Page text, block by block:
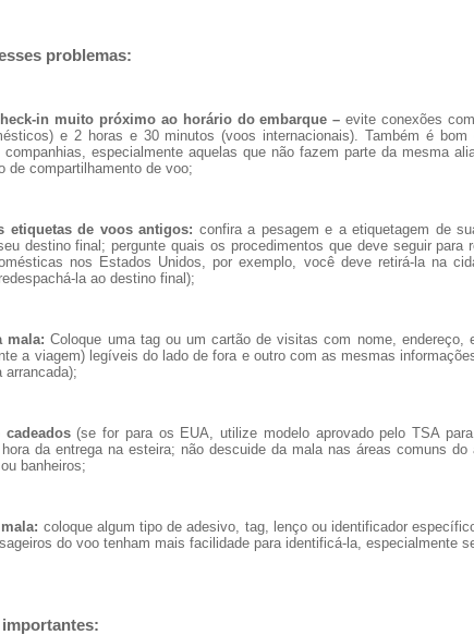
problemas:
in muito próximo ao horário do embarque – evite conexões
e 2 horas e 30 minutos (voos internacionais). Também é bom
companhias, especialmente aquelas que não fazem parte da mesma
de compartilhamento de voo;
etiquetas de voos antigos: confira a pesagem e a etiquetagem de
destino final; pergunte quais os procedimentos que deve seguir para
nos Estados Unidos, por exemplo, você deve retirá-la na
la ao destino final);
mala: Coloque uma tag ou um cartão de visitas com nome, endereço,
a viagem) legíveis do lado de fora e outro com as mesmas
arrancada);
(se for para os EUA, utilize modelo aprovado pelo TSA
da entrega na esteira; não descuide da mala nas áreas comuns do
banheiros;
coloque algum tipo de adesivo, tag, lenço ou identificador
do voo tenham mais facilidade para identificá-la, especialmente